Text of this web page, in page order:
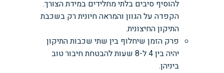
להוסיף סיבים בלתי מחלידים במידת הצורך.
הקפדה על הגוון והמראה חיונית רק בשכבת
התיקון החיצונית.
פרק הזמן שיחלוף בין שתי שכבות התיקון
יהיה בין 4 ל-8 שעות להבטחת חיבור טוב
ביניהן.